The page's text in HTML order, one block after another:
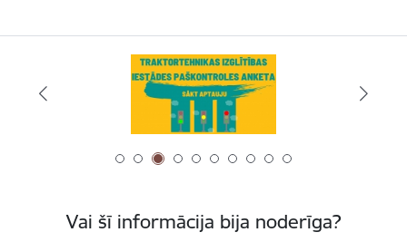
Vai šī informācija bija noderīga?